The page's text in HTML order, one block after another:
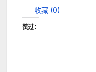
收藏 (0)
赞过：